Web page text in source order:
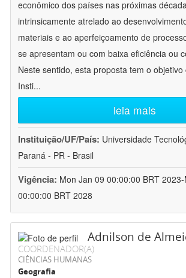
econômico dos países nas próximas
intrinsicamente atrelado ao
materiais e ao aperfeiçoamento de
se apresentam ou com baixa eficiência ou
Neste sentido, esta proposta tem o
Insti...
leia mais
Instituição/UF/País: Universidade
Paraná - PR - Brasil
Vigência: Mon Jan 09 00:00:00 BRT 2023-
00:00:00 BRT 2028
Adnilson de
COORDENADOR(A)
CIÊNCIAS HUMANAS
Geografia